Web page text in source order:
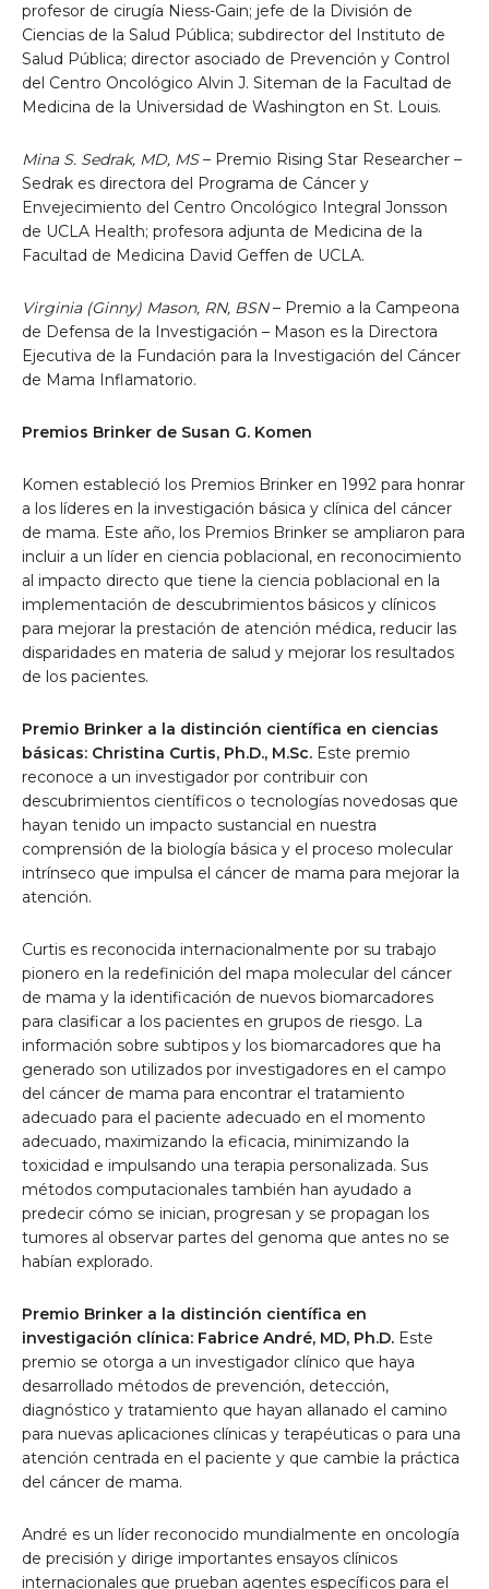
profesor de cirugía Niess-Gain; jefe de la División de
Ciencias de la Salud Pública; subdirector del Instituto de
Salud Pública; director asociado de Prevención y Control
del Centro Oncológico Alvin J. Siteman de la Facultad de
Medicina de la Universidad de Washington en St. Louis.
Mina S. Sedrak, MD, MS– Premio Rising Star Researcher –
Sedrak es directora del Programa de Cáncer y
Envejecimiento del Centro Oncológico Integral Jonsson
de UCLA Health; profesora adjunta de Medicina de la
Facultad de Medicina David Geffen de UCLA.
Virginia (Ginny) Mason, RN, BSN– Premio a la Campeona
de Defensa de la Investigación – Mason es la Directora
Ejecutiva de la Fundación para la Investigación del Cáncer
de Mama Inflamatorio.
Premios Brinker de Susan G. Komen
Komen estableció los Premios Brinker en 1992 para honrar
a los líderes en la investigación básica y clínica del cáncer
de mama. Este año, los Premios Brinker se ampliaron para
incluir a un líder en ciencia poblacional, en reconocimiento
al impacto directo que tiene la ciencia poblacional en la
implementación de descubrimientos básicos y clínicos
para mejorar la prestación de atención médica, reducir las
disparidades en materia de salud y mejorar los resultados
de los pacientes.
Premio Brinker a la distinción científica en ciencias
básicas: Christina Curtis, Ph.D., M.Sc. Este premio
reconoce a un investigador por contribuir con
descubrimientos científicos o tecnologías novedosas que
hayan tenido un impacto sustancial en nuestra
comprensión de la biología básica y el proceso molecular
intrínseco que impulsa el cáncer de mama para mejorar la
atención.
Curtis es reconocida internacionalmente por su trabajo
pionero en la redefinición del mapa molecular del cáncer
de mama y la identificación de nuevos biomarcadores
para clasificar a los pacientes en grupos de riesgo. La
información sobre subtipos y los biomarcadores que ha
generado son utilizados por investigadores en el campo
del cáncer de mama para encontrar el tratamiento
adecuado para el paciente adecuado en el momento
adecuado, maximizando la eficacia, minimizando la
toxicidad e impulsando una terapia personalizada. Sus
métodos computacionales también han ayudado a
predecir cómo se inician, progresan y se propagan los
tumores al observar partes del genoma que antes no se
habían explorado.
Premio Brinker a la distinción científica en
investigación clínica: Fabrice André, MD, Ph.D. Este
premio se otorga a un investigador clínico que haya
desarrollado métodos de prevención, detección,
diagnóstico y tratamiento que hayan allanado el camino
para nuevas aplicaciones clínicas y terapéuticas o para una
atención centrada en el paciente y que cambie la práctica
del cáncer de mama.
André es un líder reconocido mundialmente en oncología
de precisión y dirige importantes ensayos clínicos
internacionales que prueban agentes específicos para el